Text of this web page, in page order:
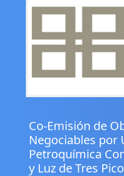
Co-Emisión de
Negociables por
Petroquímica
y Luz de Tres